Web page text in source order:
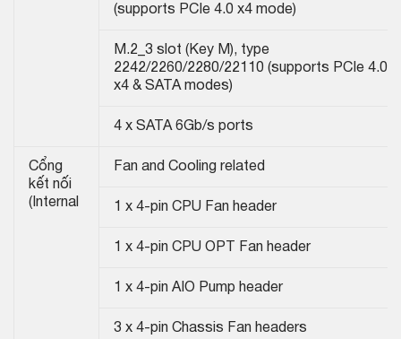
(supports PCIe 4.0 x4 mode)
M.2_3 slot (Key M), type
2242/2260/2280/22110 (supports PCIe 4.0
x4 & SATA modes)
4 x SATA 6Gb/s ports
Cổng
kết nối
(Internal
Fan and Cooling related
1 x 4-pin CPU Fan header
1 x 4-pin CPU OPT Fan header
1 x 4-pin AIO Pump header
3 x 4-pin Chassis Fan headers